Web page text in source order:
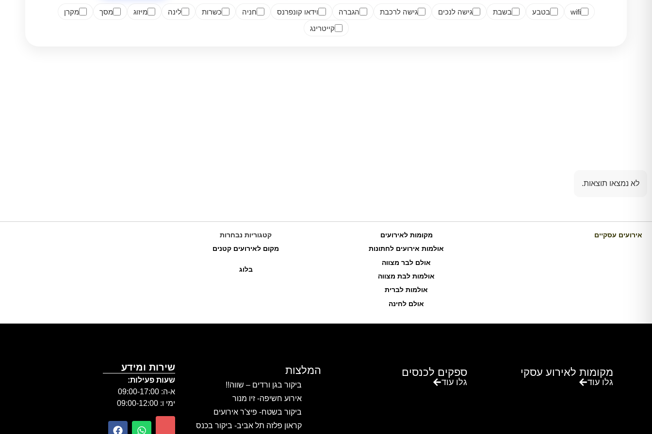
wifi בטבע בשבת גישה לנכים גישה לרכבת הגברה וידאו קונפרנס חניה כשרות לינה מיזוג מסך
מקרן
קייטרינג
לא נמצאו תוצאות.
אירועים עסקיים
מקומות לאירועים
אולמות אירועים לחתונות
אולם לבר מצווה
אולמות לבת מצווה
אולמות לברית
אולם לחינה
קטגוריות נבחרות
מקום לאירועים קטנים
בלוג
מקומות לאירוע עסקי
גלו עוד
ספקים לכנסים
גלו עוד
המלצות
ביקור בגן ורדים – שווה!!
אירוע חשיפה- זיו מנור
ביקור בשטח- פיצ'ר אירועים
קראון פלזה תל אביב- ביקור בכנס
שירות ומידע
שעות פעילות:
א-ה: 09:00-17:00
ימי ו: 09:00-12:00